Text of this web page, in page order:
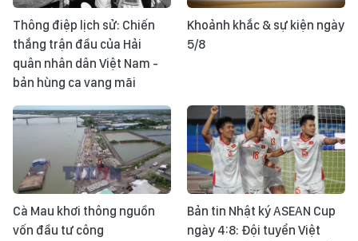
Thông điệp lịch sử: Chiến
thắng trận đầu của Hải
quân nhân dân Việt Nam -
bản hùng ca vang mãi
Khoảnh khắc & sự kiện ngày
5/8
Cà Mau khơi thông nguồn
vốn đầu tư công
Bản tin Nhật ký ASEAN Cup
ngày 4:8: Đội tuyển Việt